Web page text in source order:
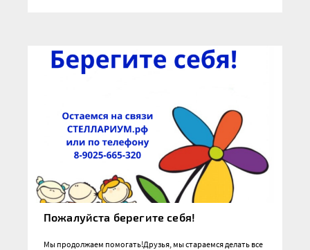
Пожалуйста берегите себя!
Мы продолжаем помогать!Друзья, мы стараемся делать все